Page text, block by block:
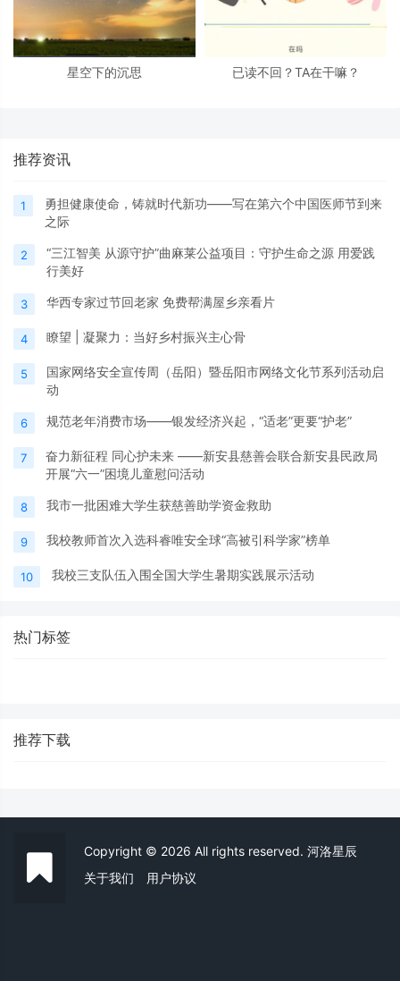
星空下的沉思 已读不回？TA在干嘛？
推荐资讯
1
勇担健康使命，铸就时代新功——写在第六个中国医师节到来
之际
2
“三江智美 从源守护”曲麻莱公益项目：守护生命之源 用爱践
行美好
3 华西专家过节回老家 免费帮满屋乡亲看片
4 瞭望 | 凝聚力：当好乡村振兴主心骨
5
国家网络安全宣传周（岳阳）暨岳阳市网络文化节系列活动启
动
6 规范老年消费市场——银发经济兴起，“适老”更要“护老”
7
奋力新征程 同心护未来 ——新安县慈善会联合新安县民政局
开展“六一”困境儿童慰问活动
8 我市一批困难大学生获慈善助学资金救助
9 我校教师首次入选科睿唯安全球“高被引科学家”榜单
10 我校三支队伍入围全国大学生暑期实践展示活动
热门标签
推荐下载
Copyright © 2026 All rights reserved. 河洛星辰
关于我们
用户协议